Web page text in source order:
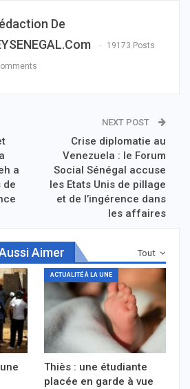
De
19173 Posts
a
de
NEXT POST
Crise diplomatie au
Venezuela : le Forum
Social Sénégal accuse
les Etats Unis de pillage
et de l’ingérence dans
les affaires
Tout
Aimer
ACTUALITÉ À LA UNE
Thiès : une étudiante
placée en garde à vue